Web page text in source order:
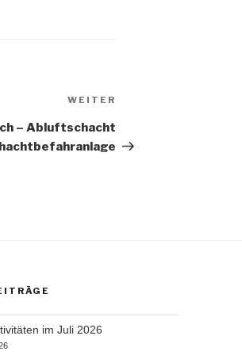
WEITER
– Abluftschacht
im Juli 2026